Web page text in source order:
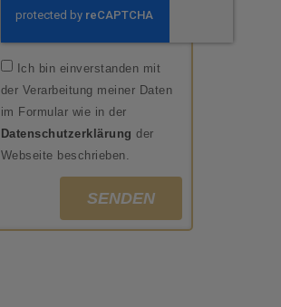
Ich bin einverstanden mit
der Verarbeitung meiner Daten
im Formular wie in der
Datenschutzerklärung der
Webseite beschrieben.
SENDEN